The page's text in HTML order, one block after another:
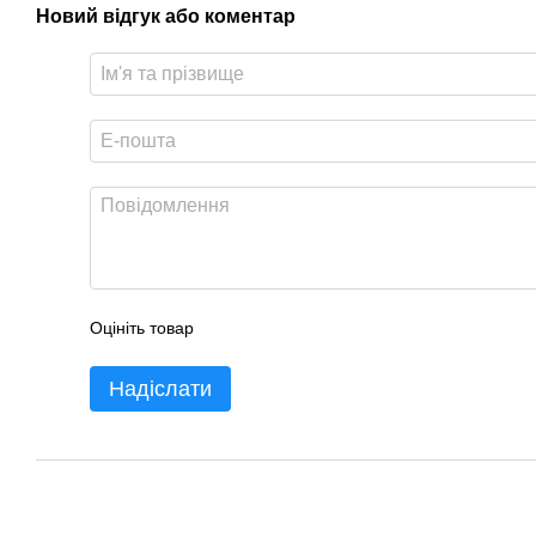
Новий відгук або коментар
Оцініть товар
Надіслати